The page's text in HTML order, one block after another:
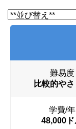
難易度
比較的や
学費/年
48,000